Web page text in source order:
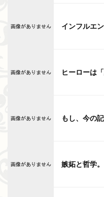
インフルエ
ヒーローは
もし、今の
嫉妬と哲学。